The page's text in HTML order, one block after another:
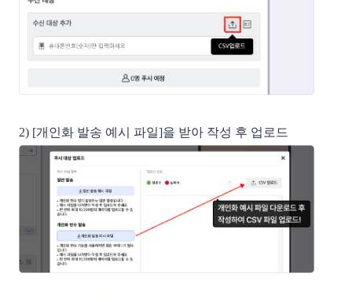
2) [개인화 발송 예시 파일]을 받아 작성 후 업로드